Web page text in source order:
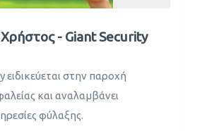
- Giant Security
στην παροχή
και αναλαμβάνει
φύλαξης.